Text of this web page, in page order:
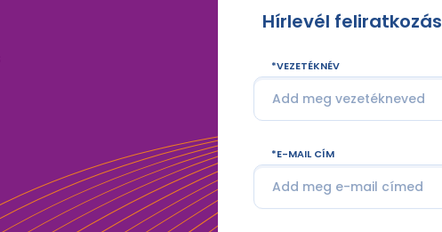
Hírlevél feliratkozás
VEZETÉKNÉV
E-MAIL CÍM